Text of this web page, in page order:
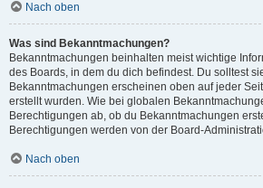
Nach oben
Was sind Bekanntmachungen?
Bekanntmachungen beinhalten meist wichtige
des Boards, in dem du dich befindest. Du solltest
Bekanntmachungen erscheinen oben auf jeder
erstellt wurden. Wie bei globalen
Berechtigungen ab, ob du Bekanntmachungen
Berechtigungen werden von der Board-
Nach oben